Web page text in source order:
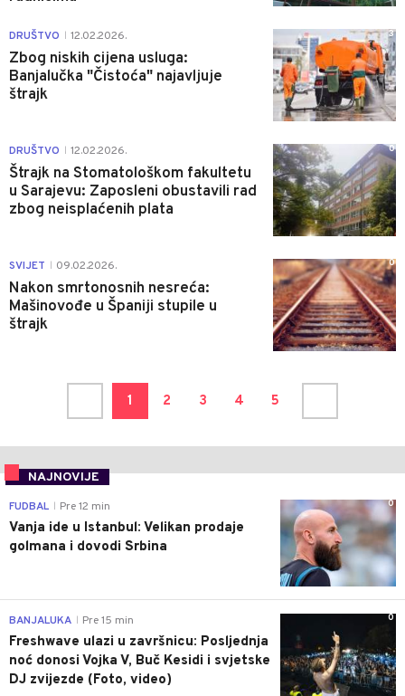
DRUŠTVO 12.02.2026.
Zbog niskih cijena usluga:
Banjalučka "Čistoća" najavljuje
štrajk
3
DRUŠTVO 12.02.2026.
Štrajk na Stomatološkom fakultetu
u Sarajevu: Zaposleni obustavili rad
zbog neisplaćenih plata
0
SVIJET 09.02.2026.
Nakon smrtonosnih nesreća:
Mašinovođe u Španiji stupile u
štrajk
0
1 2 3 4 5
NAJNOVIJE
0
FUDBAL Pre 12 min
Vanja ide u Istanbul: Velikan prodaje
golmana i dovodi Srbina
0
BANJALUKA Pre 15 min
Freshwave ulazi u završnicu: Posljednja
noć donosi Vojka V, Buč Kesidi i svjetske
DJ zvijezde (Foto, video)